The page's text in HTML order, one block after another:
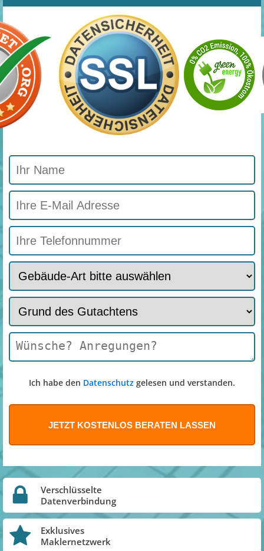
Ich habe den Datenschutz gelesen und verstanden.
Verschlüsselte
Datenverbindung
Exklusives
Maklernetzwerk